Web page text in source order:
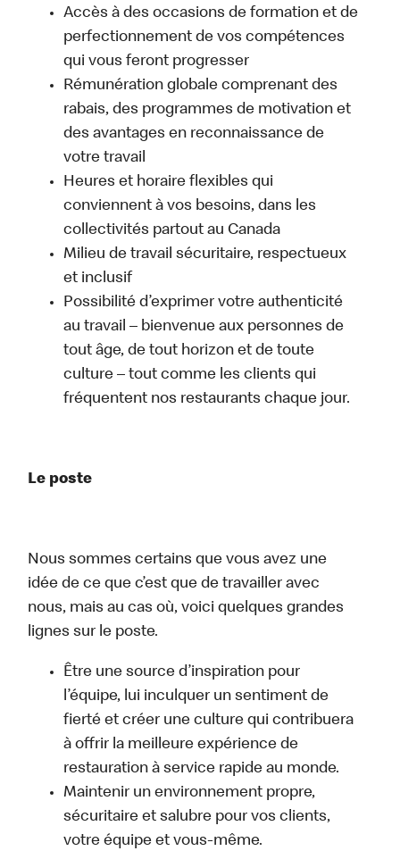
Accès à des occasions de formation et de
perfectionnement de vos compétences
qui vous feront progresser
Rémunération globale comprenant des
rabais, des programmes de motivation et
des avantages en reconnaissance de
votre travail
Heures et horaire flexibles qui
conviennent à vos besoins, dans les
collectivités partout au Canada
Milieu de travail sécuritaire, respectueux
et inclusif
Possibilité d’exprimer votre authenticité
au travail – bienvenue aux personnes de
tout âge, de tout horizon et de toute
culture – tout comme les clients qui
fréquentent nos restaurants chaque jour.
Le poste
Nous sommes certains que vous avez une
idée de ce que c’est que de travailler avec
nous, mais au cas où, voici quelques grandes
lignes sur le poste.
Être une source d’inspiration pour
l’équipe, lui inculquer un sentiment de
fierté et créer une culture qui contribuera
à offrir la meilleure expérience de
restauration à service rapide au monde.
Maintenir un environnement propre,
sécuritaire et salubre pour vos clients,
votre équipe et vous-même.